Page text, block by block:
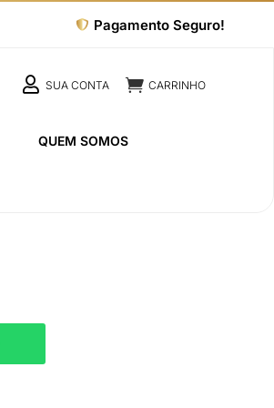
Pagamento Seguro!
 SUA CONTA  CARRINHO
QUEM SOMOS